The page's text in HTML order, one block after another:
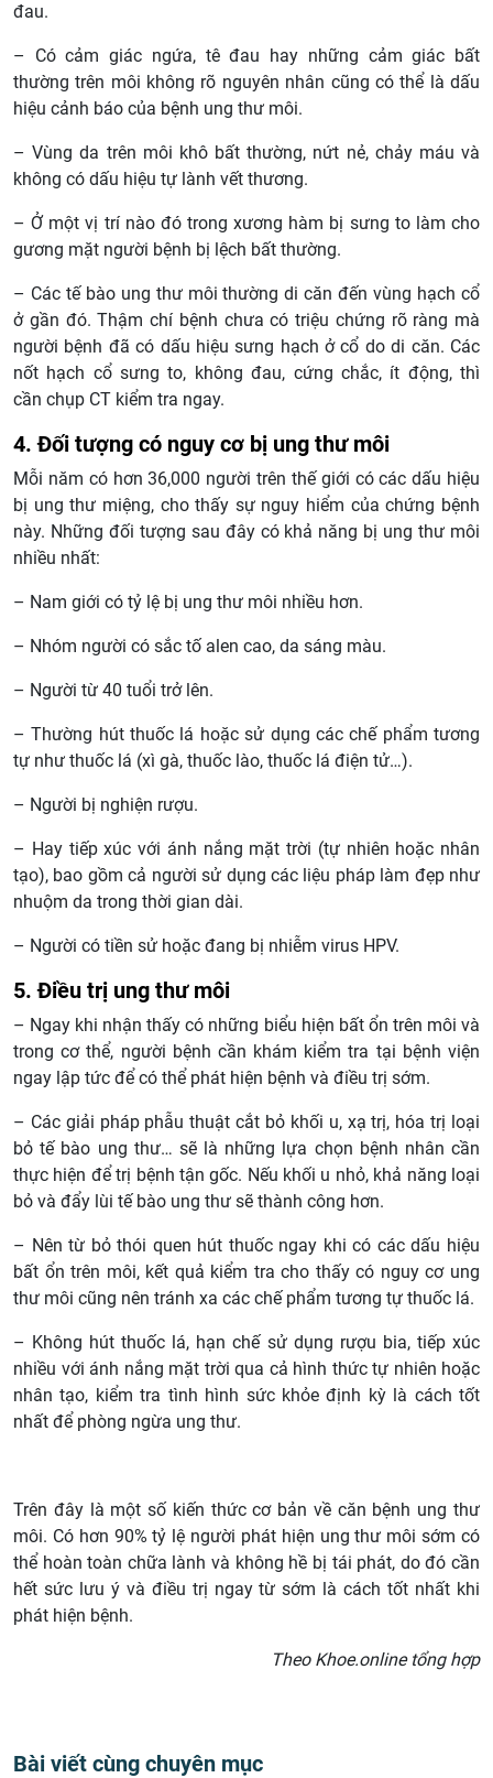
đau.
– Có cảm giác ngứa, tê đau hay những cảm giác bất
thường trên môi không rõ nguyên nhân cũng có thể là dấu
hiệu cảnh báo của bệnh ung thư môi.
– Vùng da trên môi khô bất thường, nứt nẻ, chảy máu và
không có dấu hiệu tự lành vết thương.
– Ở một vị trí nào đó trong xương hàm bị sưng to làm cho
gương mặt người bệnh bị lệch bất thường.
– Các tế bào ung thư môi thường di căn đến vùng hạch cổ
ở gần đó. Thậm chí bệnh chưa có triệu chứng rõ ràng mà
người bệnh đã có dấu hiệu sưng hạch ở cổ do di căn. Các
nốt hạch cổ sưng to, không đau, cứng chắc, ít động, thì
cần chụp CT kiểm tra ngay.
4. Đối tượng có nguy cơ bị ung thư môi
Mỗi năm có hơn 36,000 người trên thế giới có các dấu hiệu
bị ung thư miệng, cho thấy sự nguy hiểm của chứng bệnh
này. Những đối tượng sau đây có khả năng bị ung thư môi
nhiều nhất:
– Nam giới có tỷ lệ bị ung thư môi nhiều hơn.
– Nhóm người có sắc tố alen cao, da sáng màu.
– Người từ 40 tuổi trở lên.
– Thường hút thuốc lá hoặc sử dụng các chế phẩm tương
tự như thuốc lá (xì gà, thuốc lào, thuốc lá điện tử…).
– Người bị nghiện rượu.
– Hay tiếp xúc với ánh nắng mặt trời (tự nhiên hoặc nhân
tạo), bao gồm cả người sử dụng các liệu pháp làm đẹp như
nhuộm da trong thời gian dài.
– Người có tiền sử hoặc đang bị nhiễm virus HPV.
5. Điều trị ung thư môi
– Ngay khi nhận thấy có những biểu hiện bất ổn trên môi và
trong cơ thể, người bệnh cần khám kiểm tra tại bệnh viện
ngay lập tức để có thể phát hiện bệnh và điều trị sớm.
– Các giải pháp phẫu thuật cắt bỏ khối u, xạ trị, hóa trị loại
bỏ tế bào ung thư… sẽ là những lựa chọn bệnh nhân cần
thực hiện để trị bệnh tận gốc. Nếu khối u nhỏ, khả năng loại
bỏ và đẩy lùi tế bào ung thư sẽ thành công hơn.
– Nên từ bỏ thói quen hút thuốc ngay khi có các dấu hiệu
bất ổn trên môi, kết quả kiểm tra cho thấy có nguy cơ ung
thư môi cũng nên tránh xa các chế phẩm tương tự thuốc lá.
– Không hút thuốc lá, hạn chế sử dụng rượu bia, tiếp xúc
nhiều với ánh nắng mặt trời qua cả hình thức tự nhiên hoặc
nhân tạo, kiểm tra tình hình sức khỏe định kỳ là cách tốt
nhất để phòng ngừa ung thư.
Trên đây là một số kiến thức cơ bản về căn bệnh ung thư
môi. Có hơn 90% tỷ lệ người phát hiện ung thư môi sớm có
thể hoàn toàn chữa lành và không hề bị tái phát, do đó cần
hết sức lưu ý và điều trị ngay từ sớm là cách tốt nhất khi
phát hiện bệnh.
Theo Khoe.online tổng hợp
Bài viết cùng chuyên mục